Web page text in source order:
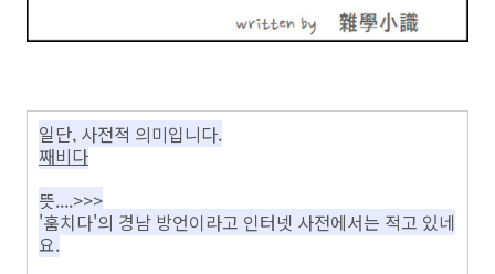
일단, 사전적 의미입니다.
째비다
뜻....>>>
'훔치다'의 경남 방언이라고 인터넷 사전에서는 적고 있네
요.